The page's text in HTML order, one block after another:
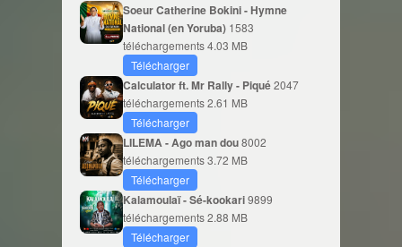
Soeur Catherine Bokini - Hymne
National (en Yoruba) 1583
téléchargements4.03 MB
Télécharger
Calculator ft. Mr Rally - Piqué2047
téléchargements2.61 MB
Télécharger
LILEMA - Ago man dou8002
téléchargements3.72 MB
Télécharger
Kalamoulaï - Sé-kookari9899
téléchargements2.88 MB
Télécharger